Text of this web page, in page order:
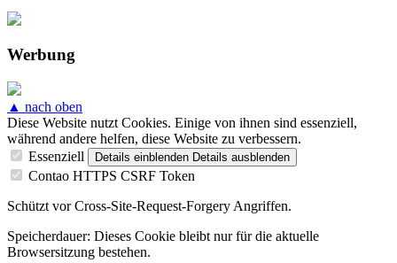
Werbung
▲ nach oben
Diese Website nutzt Cookies. Einige von ihnen sind essenziell,
während andere helfen, diese Website zu verbessern.
Essenziell
Details einblenden Details ausblenden
Contao HTTPS CSRF Token
Schützt vor Cross-Site-Request-Forgery Angriffen.
Speicherdauer: Dieses Cookie bleibt nur für die aktuelle
Browsersitzung bestehen.